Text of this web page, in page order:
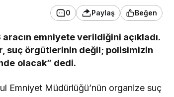
0 Paylaş Beğen
emniyete verildiğini açıkladı.
suç örgütlerinin değil; polisimizin
olacak” dedi.
Emniyet Müdürlüğü’nün organize suç
Güncel
Yaşlı çifti zabıta yolda
bırakmadı!